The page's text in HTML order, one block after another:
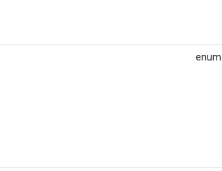
enum